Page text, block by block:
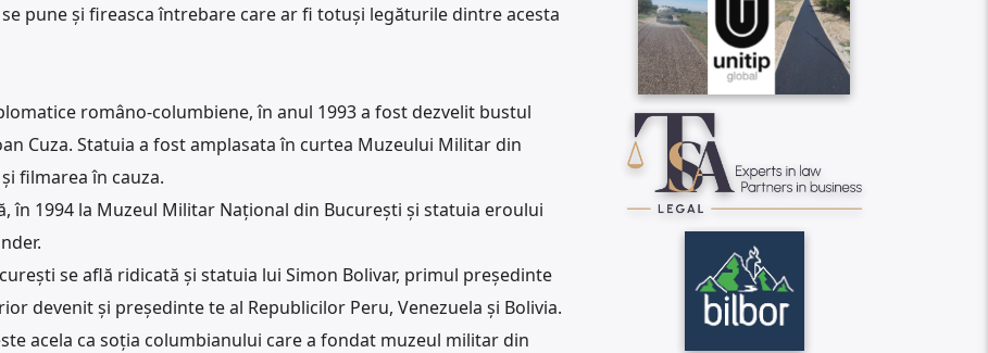
pune și fireasca întrebare care ar fi totuși legăturile dintre acesta
româno-columbiene, în anul 1993 a fost dezvelit bustul
Cuza. Statuia a fost amplasata în curtea Muzeului Militar din
filmarea în cauza.
în 1994 la Muzeul Militar Național din București și statuia eroului
se află ridicată și statuia lui Simon Bolivar, primul președinte
devenit și președinte te al Republicilor Peru, Venezuela și Bolivia.
acela ca soția columbianului care a fondat muzeul militar din